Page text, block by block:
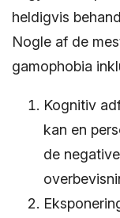
heldigvis
Nogle af de
gamophobia
Kognitiv
kan en
de